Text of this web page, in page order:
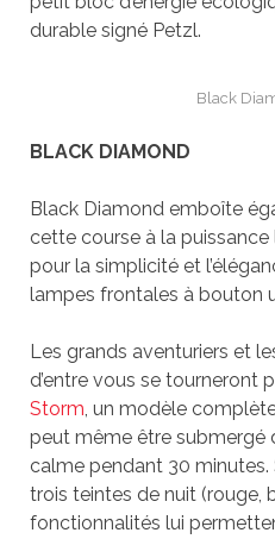
durable signé Petzl.
Black
BLACK DIAMOND
Black Diamond emboîte
cette course à la
pour la simplicité et
lampes frontales à bouton
Les grands aventuriers et
d’entre vous se tourneront
Storm, un modèle
peut même être submergé
calme pendant 30 minutes.
trois teintes de nuit (rouge,
fonctionnalités lui